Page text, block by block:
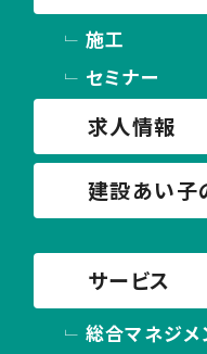
施工
セミナー
求人情報
建設あい子
サービス
総合マネジメ